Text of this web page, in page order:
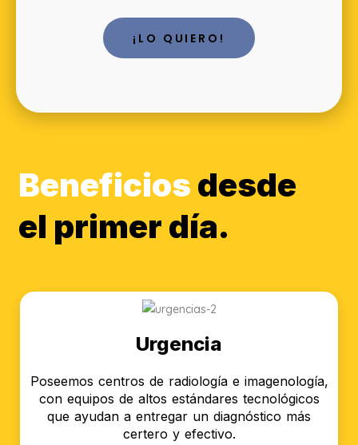
¡LO QUIERO!
Beneficios desde
el primer día.
Urgencia
Poseemos centros de radiología e imagenología,
con equipos de altos estándares tecnológicos
que ayudan a entregar un diagnóstico más
certero y efectivo.